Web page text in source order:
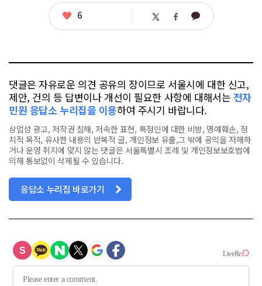
좋
6 트 페 카
댓글은 자유로운 의견 공유의 장이므로 서울시에 대한 신고,
제안, 건의 등 답변이나 개선이 필요한 사항에 대해서는 전자
민원 응답소 누리집을 이용하여 주시기 바랍니다.
상업성 광고, 저작권 침해, 저속한 표현, 특정인에 대한 비방, 명예훼손, 정
치적 목적, 유사한 내용의 반복적 글, 개인정보 유출,그 밖에 공익을 저해하
거나 운영 취지에 맞지 않는 댓글은 서울특별시 조례 및 개인정보보호법에
의해 통보없이 삭제될 수 있습니다.
응답소 누리집 바로가기